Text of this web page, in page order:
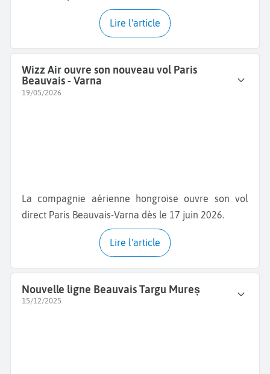
Lire l'article
Wizz Air ouvre son nouveau vol Paris
Beauvais - Varna
19/05/2026
La compagnie aérienne hongroise ouvre son vol
direct Paris Beauvais-Varna dès le 17 juin 2026.
Lire l'article
Nouvelle ligne Beauvais Targu Mureș
15/12/2025